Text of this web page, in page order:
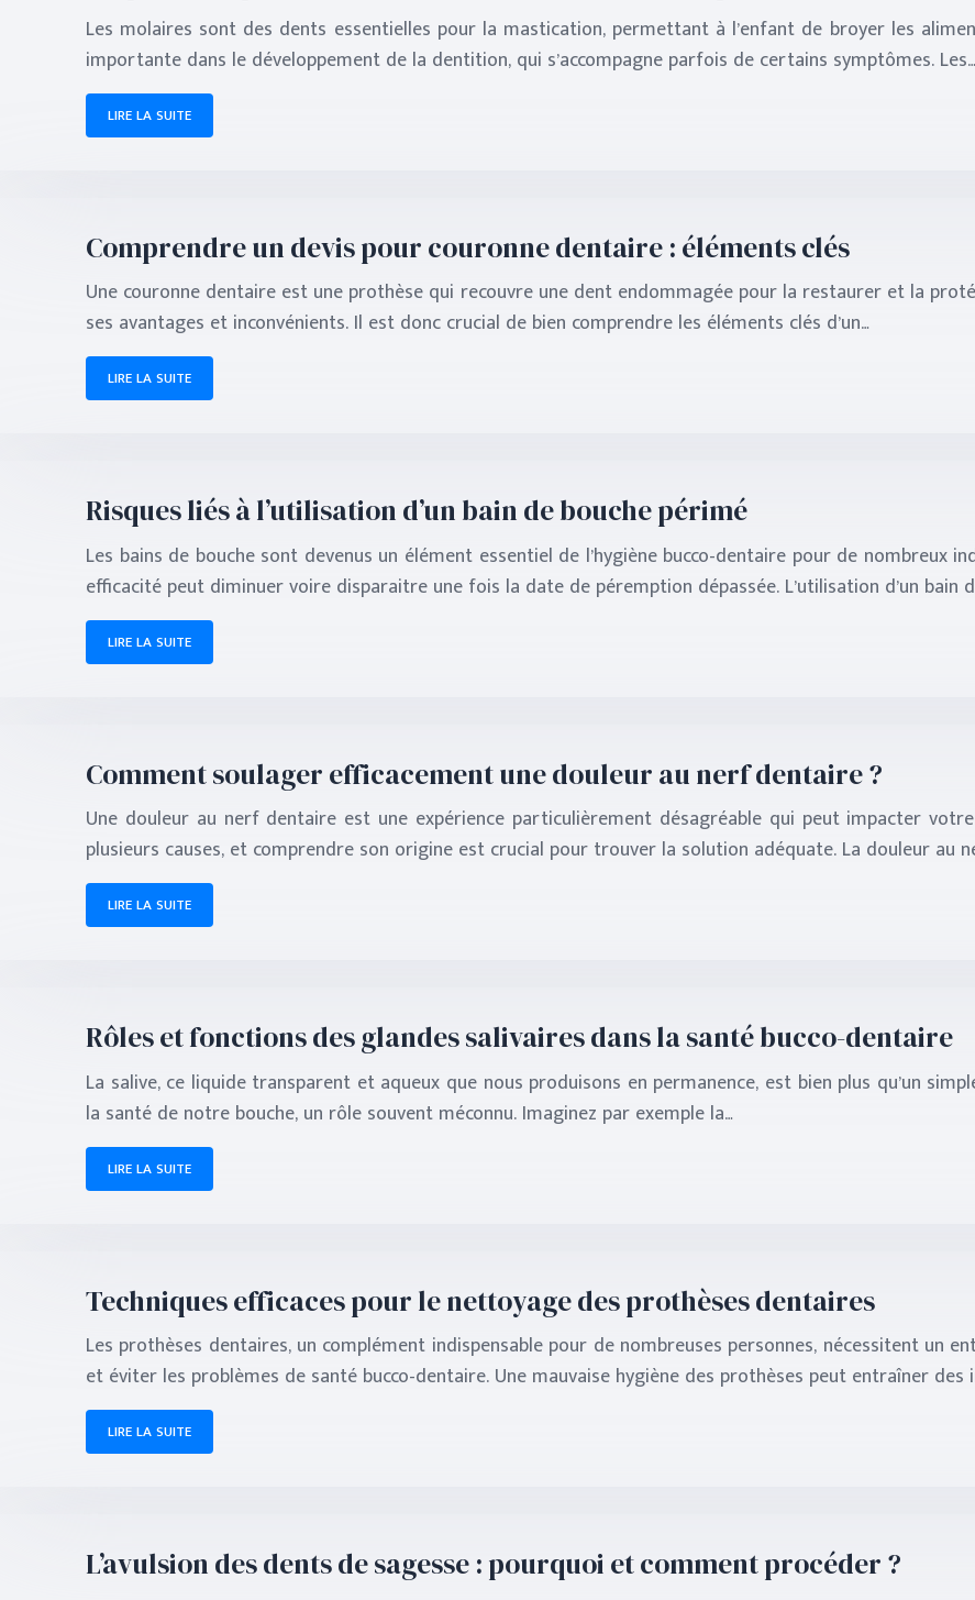
Les molaires sont des dents essentielles pour la mastication, permettant à l’enfant de broyer les
importante dans le développement de la dentition, qui s’accompagne parfois de certains symptômes. Les…
LIRE LA SUITE
Comprendre un devis pour couronne dentaire : éléments clés
Une couronne dentaire est une prothèse qui recouvre une dent endommagée pour la restaurer et la
ses avantages et inconvénients. Il est donc crucial de bien comprendre les éléments clés d’un…
LIRE LA SUITE
Risques liés à l’utilisation d’un bain de bouche périmé
Les bains de bouche sont devenus un élément essentiel de l’hygiène bucco-dentaire pour de nombreux
efficacité peut diminuer voire disparaitre une fois la date de péremption dépassée. L’utilisation d’un bain
LIRE LA SUITE
Comment soulager efficacement une douleur au nerf dentaire ?
Une douleur au nerf dentaire est une expérience particulièrement désagréable qui peut impacter
plusieurs causes, et comprendre son origine est crucial pour trouver la solution adéquate. La douleur au
LIRE LA SUITE
Rôles et fonctions des glandes salivaires dans la santé bucco-dentaire
La salive, ce liquide transparent et aqueux que nous produisons en permanence, est bien plus qu’un
la santé de notre bouche, un rôle souvent méconnu. Imaginez par exemple la…
LIRE LA SUITE
Techniques efficaces pour le nettoyage des prothèses dentaires
Les prothèses dentaires, un complément indispensable pour de nombreuses personnes, nécessitent
et éviter les problèmes de santé bucco-dentaire. Une mauvaise hygiène des prothèses peut entraîner
LIRE LA SUITE
L’avulsion des dents de sagesse : pourquoi et comment procéder ?